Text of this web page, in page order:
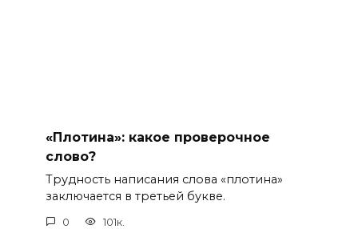
«Плотина»: какое проверочное
слово?
Трудность написания слова «плотина»
заключается в третьей букве.
0 101к.